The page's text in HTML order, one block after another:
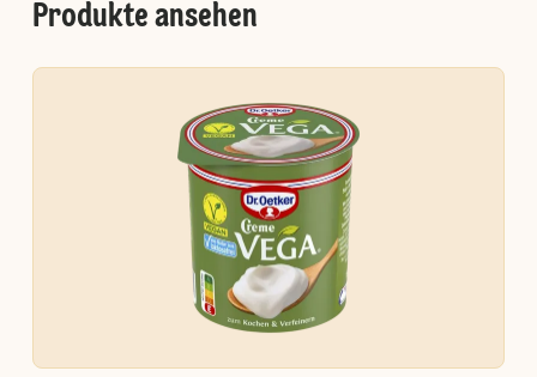
Produkte ansehen